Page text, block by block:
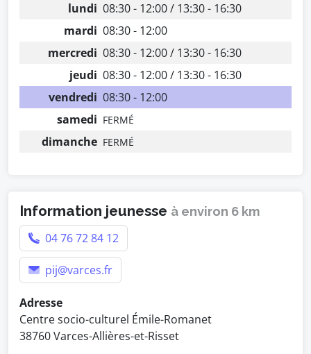
lundi 08:30 - 12:00 / 13:30 - 16:30
mardi 08:30 - 12:00
mercredi 08:30 - 12:00 / 13:30 - 16:30
jeudi 08:30 - 12:00 / 13:30 - 16:30
vendredi 08:30 - 12:00
samedi FERMÉ
dimanche FERMÉ
Information jeunesse à environ 6 km
04 76 72 84 12
pij@varces.fr
Adresse
Centre socio-culturel Émile-Romanet
38760 Varces-Allières-et-Risset